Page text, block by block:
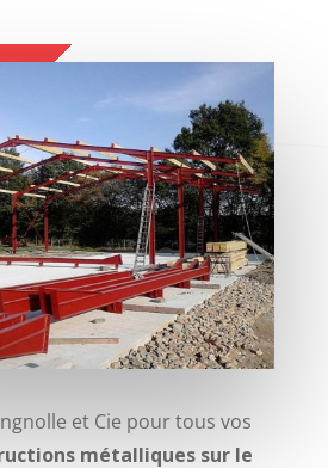
et Cie pour tous vos
métalliques sur le